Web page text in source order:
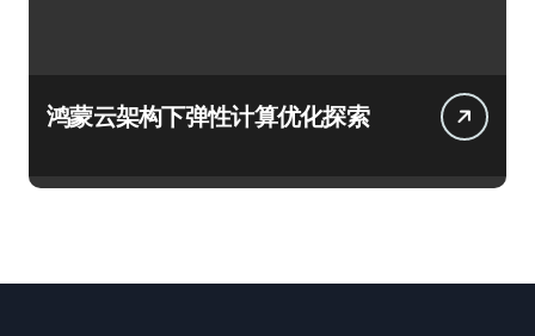
鸿蒙云架构下弹性计算优化探索